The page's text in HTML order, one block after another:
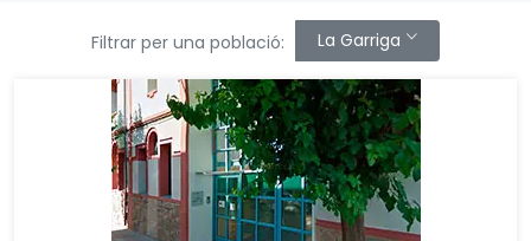
Filtrar per una població: La Garriga